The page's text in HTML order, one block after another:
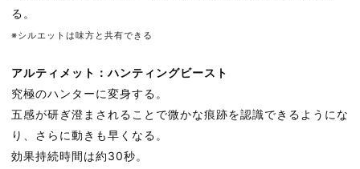
る。
※シルエットは味方と共有できる
アルティメット：ハンティングビースト
究極のハンターに変身する。
五感が研ぎ澄まされることで微かな痕跡を認識できるようにな
り、さらに動きも早くなる。
効果持続時間は約30秒。